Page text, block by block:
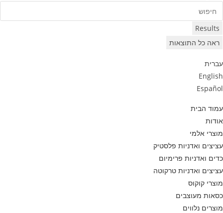
...
Results
ראה כל התוצאות
עברית
English
Español
עמוד הבית
אודות
מוצרי אלמי
עציצים ואדניות פלסטיק
כדים ואדניות פרימיום
עציצים ואדניות טרקוטה
מוצרי קוקוס
כסאות מעוצבים
מוצרים נלווים